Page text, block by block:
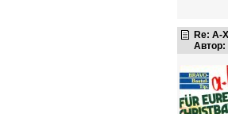
Re: А-
Автор: